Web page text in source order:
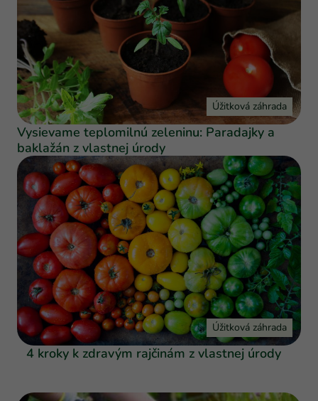
Úžitková záhrada
Vysievame teplomilnú zeleninu: Paradajky a
baklažán z vlastnej úrody
Úžitková záhrada
4 kroky k zdravým rajčinám z vlastnej úrody